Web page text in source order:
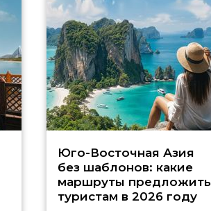
Юго-Восточная Азия
без шаблонов: какие
маршруты предложить
туристам в 2026 году